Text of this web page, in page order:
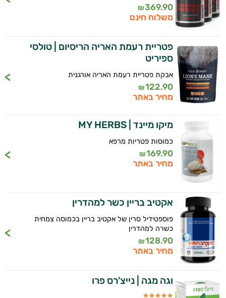
369.90
₪
משלוח חינם
פטריית רעמת האריה הריסיום | טולסי
ספיריט
אבקת פטריית רעמת האריה אורגנית
122.90
₪
מחיר באתר
מיקו מיינד | MY HERBS
כמוסות פטריות מרפא
169.90
₪
מחיר באתר
אקטיב בריין כשר למהדרין
פוספטידיל סרין של אקטיב בריין בכמוסה צמחית
כשרה למהדרין
128.90
₪
מחיר באתר
וגה מגה | נייצ'רס פרו